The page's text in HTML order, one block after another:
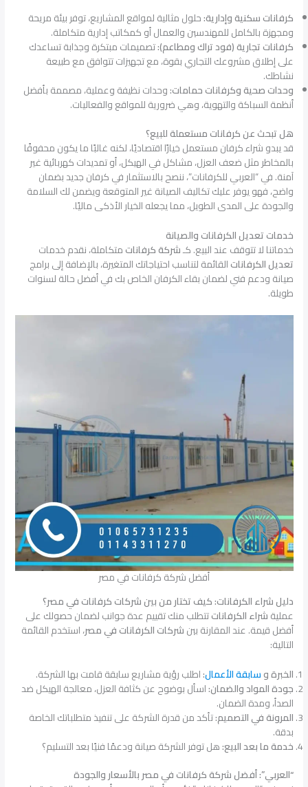
كرفانات سكنية وإدارية:حلول مثالية لمواقع المشاريع، توفر بيئة مريحة
ومجهزة بالكامل للمهندسين والعمال أو كمكاتب إدارية متكاملة.
كرفانات تجارية (فود تراك ومطاعم):تصميمات مبتكرة وجذابة تساعدك
على إطلاق مشروعك التجاري بقوة، مع تجهيزات تتوافق مع طبيعة
نشاطك.
وحدات صحية وكرفانات حمامات:وحدات نظيفة وعملية، مصممة بأفضل
أنظمة السباكة والتهوية، وهي ضرورية للمواقع والفعاليات.
هل تبحث عن كرفانات مستعملة للبيع؟
قد يبدو شراء كرفان مستعمل خيارًا اقتصاديًا، لكنه غالبًا ما يكون محفوفًا
بالمخاطر مثل ضعف العزل، مشاكل في الهيكل، أو تمديدات كهربائية غير
آمنة. في “العربي للكرفانات”، ننصح بالاستثمار في كرفان جديد بضمان
واضح، فهو يوفر عليك تكاليف الصيانة غير المتوقعة ويضمن لك السلامة
والجودة على المدى الطويل، مما يجعله الخيار الأذكى ماليًا.
خدمات تعديل الكرفانات والصيانة
خدماتنا لا تتوقف عند البيع. كـشركة كرفاناتمتكاملة، نقدم خدمات
تعديل الكرفاناتالقائمة لتناسب احتياجاتك المتغيرة، بالإضافة إلى برامج
صيانة ودعم فني لضمان بقاء الكرفان الخاص بك في أفضل حالة لسنوات
طويلة.
أفضل شركة كرفانات في مصر
دليل شراء الكرفانات: كيف تختار من بين شركات كرفانات في مصر؟
عمليةشراء الكرفاناتتتطلب منك تقييم عدة جوانب لضمان حصولك على
أفضل قيمة. عند المقارنة بينشركات الكرفانات في مصر، استخدم القائمة
التالية:
الخبرة وسابقة الأعمال:اطلب رؤية مشاريع سابقة قامت بها الشركة.
جودة المواد والضمان:اسأل بوضوح عن كثافة العزل، معالجة الهيكل ضد
الصدأ، ومدة الضمان.
المرونة في التصميم:تأكد من قدرة الشركة على تنفيذ متطلباتك الخاصة
بدقة.
خدمة ما بعد البيع:هل توفر الشركة صيانة ودعمًا فنيًا بعد التسليم؟
“العربي”: أفضل شركة كرفانات في مصر بالأسعار والجودة